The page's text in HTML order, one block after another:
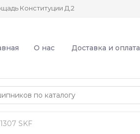
Конституции Д.2
О нас Доставка и оплата
SKF